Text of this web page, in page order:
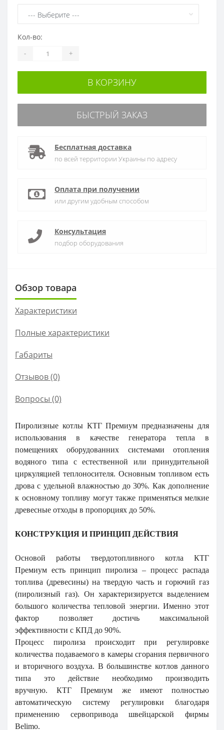
Кол-во:
- +
В КОРЗИНУ
БЫСТРЫЙ ЗАКАЗ
Бесплатная доставка
по всей территории Украины по адресу
Оплата при получении
или другим удобным способом
Консультация
подбор оборудования
Обзор товара
Характеристики
Полные характеристики
Габариты
Отзывов (0)
Вопросы (0)
Пиролизные котлы КТГ Премиум предназначены для
использования в качестве генератора тепла в
помещениях оборудованних системами отопления
водяного типа с естественной или принудительной
циркуляцией теплоносителя. Основным топливом есть
дрова с удельной влажностью до 30%. Как дополнение
к основному топливу могут также применяться мелкие
древесные отходы в пропорциях до 50%.
КОНСТРУКЦИЯ И ПРИНЦИП ДЕЙСТВИЯ
Основой работы твердотопливного котла КТГ
Премиум есть принцип пиролиза – процесс распада
топлива (древесины) на твердую часть и горючий газ
(пиролизный газ). Он характеризируется выделением
большого количества тепловой энергии. Именно этот
фактор позволяет достичь максимальной
эффективности с КПД до 90%.
Процесс пиролиза происходит при регулировке
количества подаваемого в камеры сгорания первичного
и вторичного воздуха. В большинстве котлов данного
типа это действие необходимо производить
вручную.КТГ Премиум же имеют полностью
автоматическую систему регулировки благодаря
применению сервопривода швейцарской фирмы
Belimo.